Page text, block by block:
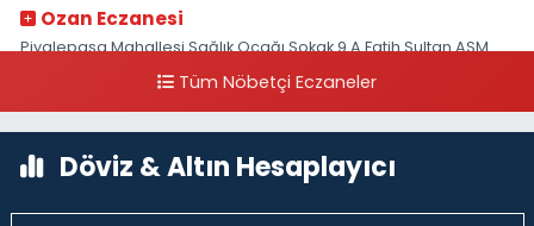
Ozan Eczanesi
Piyalepaşa Mahallesi Sağlık Ocağı Sokak 9 A Fatih Sultan ASM
Tüm Nöbetçi Eczaneler
Döviz & Altın Hesaplayıcı